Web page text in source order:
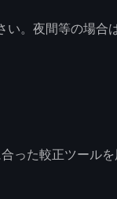
い。夜間等の場
った較正ツールを